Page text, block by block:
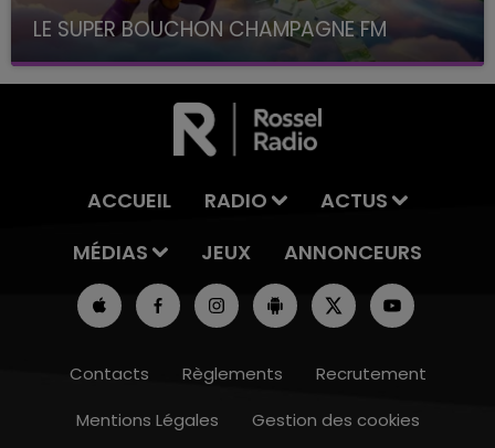
LE SUPER BOUCHON CHAMPAGNE FM
avec La Famille Champagne FM, à 8H10
ACCUEIL RADIO
ACTUS
MÉDIAS
JEUX ANNONCEURS
Contacts Règlements
Recrutement
Mentions Légales
Gestion des cookies